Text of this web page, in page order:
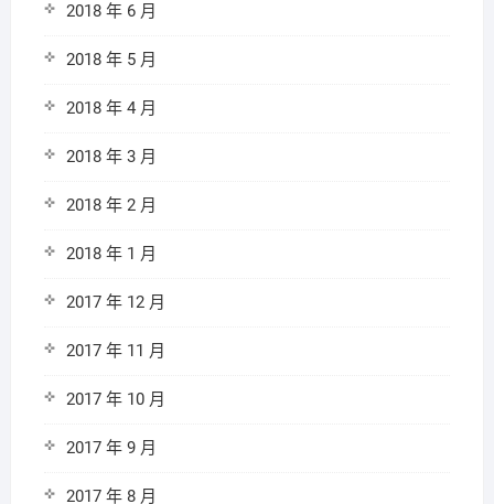
2018 年 6 月
2018 年 5 月
2018 年 4 月
2018 年 3 月
2018 年 2 月
2018 年 1 月
2017 年 12 月
2017 年 11 月
2017 年 10 月
2017 年 9 月
2017 年 8 月